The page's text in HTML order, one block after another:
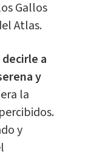
Gallos
Atlas.
a
y
la
y